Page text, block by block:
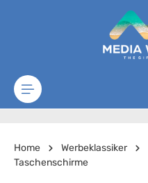
Zum Hauptinhalt springen
Home Werbeklassiker
Taschenschirme